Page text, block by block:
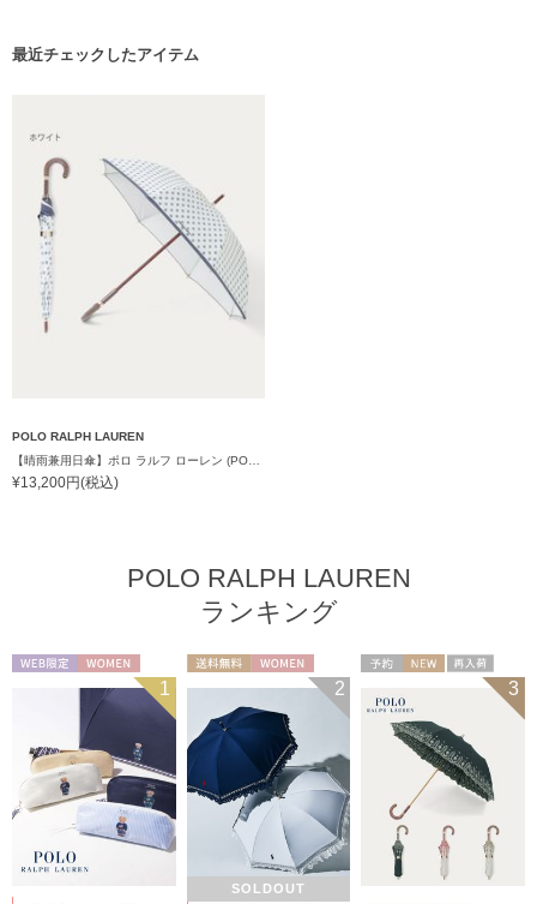
最近チェックしたアイテム
POLO RALPH LAUREN
¥13,200円(税込)
POLO RALPH LAUREN
ランキング
1 2
SOLDOUT
再入荷
セール送料無料
ギフト向け
3